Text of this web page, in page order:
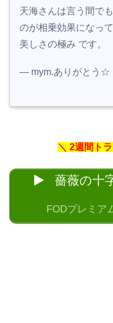
天海さんは言う間で
のが相乗効果になっ
美しさの極み です。
— mym.ありがとう☆
＼ 2週間ト
薔薇の十
FODプレミア